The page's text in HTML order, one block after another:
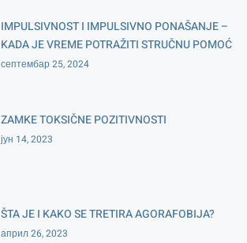
IMPULSIVNOST I IMPULSIVNO PONAŠANJE –
KADA JE VREME POTRAŽITI STRUČNU POMOĆ
септембар 25, 2024
ZAMKE TOKSIČNE POZITIVNOSTI
јун 14, 2023
ŠTA JE I KAKO SE TRETIRA AGORAFOBIJA?
април 26, 2023